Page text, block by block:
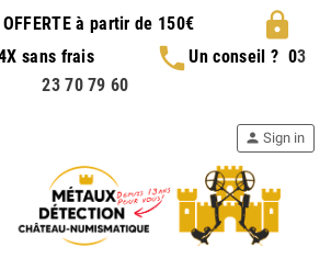
à partir de 150€ lock
4X sans frais phoneUn conseil ? 03
23 70 79 60
person Sign in